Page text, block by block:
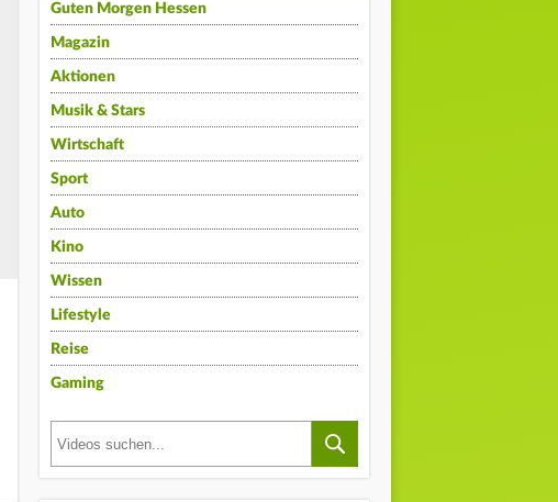
Guten Morgen Hessen
Magazin
Aktionen
Musik & Stars
Wirtschaft
Sport
Auto
Kino
Wissen
Lifestyle
Reise
Gaming